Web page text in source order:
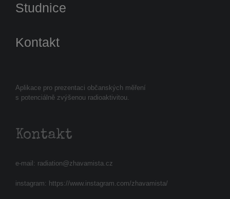
Aplikace pro prezentaci občanských měření
s potenciálně zvýšenou radioaktivitou.
Kontakt
e-mail: radiation@zhavamista.cz
instagram: https://www.instagram.com/zhavamista/
Studnice
Kontakt